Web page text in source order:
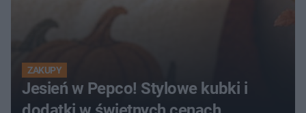
ZAKUPY
Jesień w Pepco! Stylowe kubki i